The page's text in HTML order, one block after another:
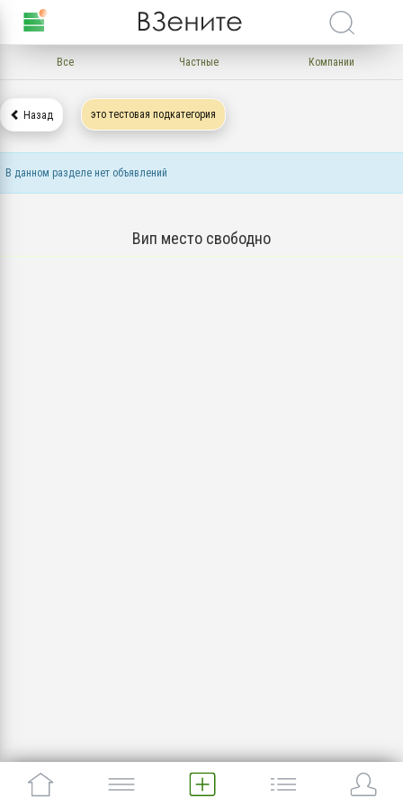
Все Частные Компании
Назад это тестовая подкатегория
В данном разделе нет объявлений
Вип место свободно